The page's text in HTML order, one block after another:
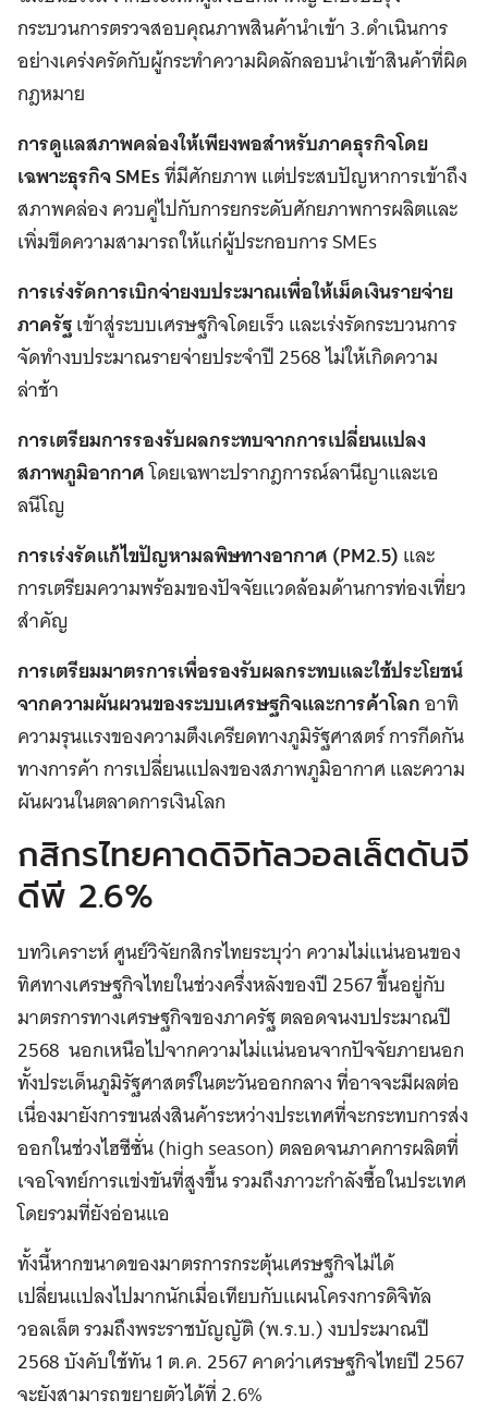
กระบวนการตรวจสอบคุณภาพสินค้านำเข้า 3.ดำเนินการ
อย่างเคร่งครัดกับผู้กระทำความผิดลักลอบนำเข้าสินค้าที่ผิด
กฎหมาย
การดูแลสภาพคล่องให้เพียงพอสำหรับภาคธุรกิจโดย
เฉพาะธุรกิจ SMEsที่มีศักยภาพ แต่ประสบปัญหาการเข้าถึง
สภาพคล่อง ควบคู่ไปกับการยกระดับศักยภาพการผลิตและ
เพิ่มขีดความสามารถให้แก่ผู้ประกอบการ SMEs
การเร่งรัดการเบิกจ่ายงบประมาณเพื่อให้เม็ดเงินรายจ่าย
ภาครัฐเข้าสู่ระบบเศรษฐกิจโดยเร็ว และเร่งรัดกระบวนการ
จัดทำงบประมาณรายจ่ายประจำปี 2568 ไม่ให้เกิดความ
ล่าช้า
การเตรียมการรองรับผลกระทบจากการเปลี่ยนแปลง
สภาพภูมิอากาศโดยเฉพาะปรากฎการณ์ลานีญาและเอ
ลนีโญ
การเร่งรัดแก้ไขปัญหามลพิษทางอากาศ (PM2.5)และ
การเตรียมความพร้อมของปัจจัยแวดล้อมด้านการท่องเที่ยว
สำคัญ
การเตรียมมาตรการเพื่อรองรับผลกระทบและใช้ประโยชน์
จากความผันผวนของระบบเศรษฐกิจและการค้าโลกอาทิ
ความรุนแรงของความตึงเครียดทางภูมิรัฐศาสตร์ การกีดกัน
ทางการค้า การเปลี่ยนแปลงของสภาพภูมิอากาศ และความ
ผันผวนในตลาดการเงินโลก
กสิกรไทยคาดดิจิทัลวอลเล็ตดันจี
ดีพี 2.6%
บทวิเคราะห์ ศูนย์วิจัยกสิกรไทยระบุว่า ความไม่แน่นอนของ
ทิศทางเศรษฐกิจไทยในช่วงครึ่งหลังของปี 2567 ขึ้นอยู่กับ
มาตรการทางเศรษฐกิจของภาครัฐ ตลอดจนงบประมาณปี
2568 นอกเหนือไปจากความไม่แน่นอนจากปัจจัยภายนอก
ทั้งประเด็นภูมิรัฐศาสตร์ในตะวันออกกลาง ที่อาจจะมีผลต่อ
เนื่องมายังการขนส่งสินค้าระหว่างประเทศที่จะกระทบการส่ง
ออกในช่วงไฮซีซั่น (high season) ตลอดจนภาคการผลิตที่
เจอโจทย์การแข่งขันที่สูงขึ้น รวมถึงภาวะกำลังซื้อในประเทศ
โดยรวมที่ยังอ่อนแอ
ทั้งนี้หากขนาดของมาตรการกระตุ้นเศรษฐกิจไม่ได้
เปลี่ยนแปลงไปมากนักเมื่อเทียบกับแผนโครงการดิจิทัล
วอลเล็ต รวมถึงพระราชบัญญัติ (พ.ร.บ.) งบประมาณปี
2568 บังคับใช้ทัน 1 ต.ค. 2567 คาดว่าเศรษฐกิจไทยปี 2567
จะยังสามารถขยายตัวได้ที่ 2.6%